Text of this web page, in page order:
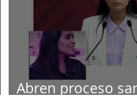
Abren proceso